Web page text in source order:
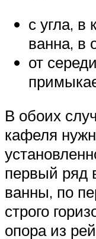
с угла, в
ванна, в
от
В обоих
кафеля
первый ряд
ванны, по
строго
опора из